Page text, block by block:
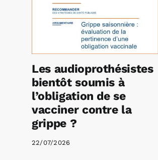
Les audioprothésistes
bientôt soumis à
l’obligation de se
vacciner contre la
grippe ?
22/07/2026